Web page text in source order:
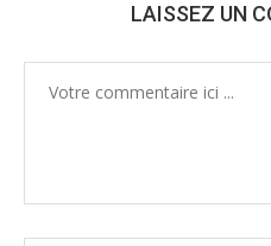
LAISSEZ UN